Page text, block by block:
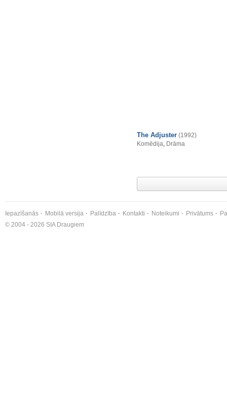
The Adjuster (1992)
Komēdija, Drāma
Iepazīšanās Mobilā versija Palīdzība Kontakti Noteikumi Privātums
© 2004 - 2026 SIA Draugiem